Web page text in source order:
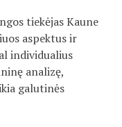
tiekėjas Kaune
aspektus ir
individualius
analizę,
galutinės